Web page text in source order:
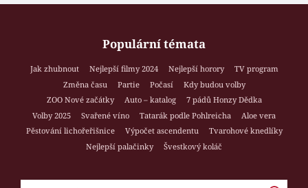
Populární témata
Jak zhubnout Nejlepší filmy 2024 Nejlepší horory
TV program
Změna času
Partie Počasí
Kdy budou volby
ZOO Nové začátky
Auto – katalog
7 pádů Honzy Dědka
Volby 2025
Svařené víno Tatarák podle Pohlreicha
Aloe vera
Pěstování lichořeřišnice
Výpočet ascendentu
Tvarohové knedlíky
Nejlepší palačinky
Švestkový koláč